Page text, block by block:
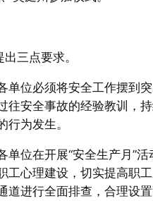
三点要求。
单位必须将安全工作摆到
安全事故的经验教训，
为发生。
单位在开展“安全生产月”
工心理建设，切实提高职
道进行全面排查，合理设